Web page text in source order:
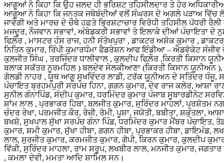
ਆਗੂਆਂ ਨੇ ਕਿਹਾ ਕਿ ਉਹ ਜਲਦ ਹੀ ਭਰਿਸ਼ਟ ਤਹਿਸੀਲਦਾਰ ਤੇ ਹੋਰ
ਆਗੂਆ ਨੇ ਕਿਹਾ ਕਿ ਜਨਤਕ ਜਥੇਬੰਦੀਆਂ ਵਲੋਂ ਸੰਘਰਸ ਦੇ ਅਗਲੇ ਪੜਾਅ ਵਿੱਚ
ਜਾਵੇਗੀ ਅਤੇ ਮਾਰਚ ਦੇ ਚੌਥੇ ਹਫ਼ਤੇ ਭ੍ਰਿਸ਼ਟਾਚਾਰ ਵਿਰੋਧੀ ਤਹਿਸੀਲ ਪੱਧਰੀ
ਮਜਦੂਰ, ਨੌਜਵਾਨ ਸਭਾਵਾਂ, ਅੰਬੇਡਕਰੀ ਸਭਾਵਾਂ ਤੇ ਇਲਾਕੇ ਦੀਆਂ ਪੰਚਾਇਤਾ ਦੇ
ਫਿਲ਼ੌਰ , ਮਾਸਟਰ ਹੰਸ ਰਾਜ, ਹਨੀ ਸੰਤੋਖਪੁਰਾ , ਡਾਕਟਰ ਅਸ਼ੋਕ ਕੁਮਾਰ ,
ਨਿਤਿਨ ਕੁਮਾਰ, ਰਿੰਪੀ ਕੁਮਾਰਧੰਮਾ ਫੈਡਰੇਸ਼ਨ ਆਫ ਇੰਡੀਆ – ਐਡਵੋਕੇਟ ਸੰਜੀਵ
ਕੁਲਜੀਤ ਸਿੰਘ , ਤਰਜਿੰਦਰ ਧਾਲੀਵਾਲ , ਕੁਲਦੀਪ ਫਿਲ਼ੌਰ ,ਕਿਰਤੀ ਕਿਸਾਨ
ਬਲਾਕ ਸਕੱਤਰ ਨੂਰਮਹਿਲ ) ਬਲਦੇਵ ਸੇਲਕੀਆਣਾ (ਕਿਰਤੀ ਕਿਸਾਨ ਯੂਨੀਅਨ
ਗੋਲਡੀ ਨਾਹਰ , ਯੂਥ ਆਗੂ ਸੁਖਵਿੰਦਰ ਲਾਡੀ, ਟਰੱਕ ਯੂਨੀਅਨ ਦੇ ਸਤਿੰਦਰ
ਪੰਚਾਇਤ ਬ੍ਰਹਮਪੁਰੀ ਸਰਪੰਚ ਹਿਨਾ, ਗਗਨ ਕੁਮਾਰ, ਦੇਵ ਰਾਜ ਕਲੇਰ, ਆਸ਼ਾ
ਸੁਨੀਲ ਗੰਨਾਪਿੰਡ, ਸੰਦੀਪ ਕੁਮਾਰ, ਧਰਮਿੰਦਰ ਕੁਮਾਰ ਪੰਜਾਬ ਸੂਬਾਰਡੀਨੇਟ
ਸ਼ਾਂਮ ਲਾਲ , ਪ੍ਰਭਾਕਰ ਹਿਬਾ, ਬਲਜੀਤ ਕੁਮਾਰ, ਸੁਰਿੰਦਰ ਮਾਹਲਾਂ, ਪ੍ਰਸ਼ੋਤਮ
ਚੰਦਰ ਰੇਖਾ, ਪਰਮਜੀਤ ਕੌਰ, ਰੋਜ਼ੀ, ਰੋਮੀ, ਪੂਸ਼ਾ, ਜਯੋਤੀ, ਬਬੀਤਾ, ਸ਼ਕੁੰਤਲਾ,
ਬਖਸ਼ੋ, ਸੁਖਪਾਲ ਸੁੱਖਾ ਸਰਪੰਚ ਗੰਨਾ ਪਿੰਡ, ਧਰਮਿੰਦਰ ਕੁਮਾਰ ਮੈਂਬਰ ਪੰਚਾਇਤ,
ਕੁਮਾਰ, ਸ਼ਮੀ ਕੁਮਾਰ, ਸੁੱਖਾ ਹੀਬਾ, ਗਗਨ ਹੀਬਾ, ਪ੍ਰਭਾਕਰ ਹੀਬਾ, ਡਾਇਮੰਡ,
ਲਾਲ, ਸੁਰਜੀਤ ਕੁਮਾਰ, ਕਰਮਜੀਤ ਕੁਮਾਰ, ਗੋਪੀ, ਕਿਰਨ ਕੁਮਾਰ, ਕੁਲਦੀਪ
ਵਿੱਕੀ, ਸੁਰਿੰਦਰ ਮਾਹਲਾ, ਰਾਮ ਸਰੂਪ, ਲਖਬੀਰ ਲਾਲ, ਮਨਜੀਤ ਕੁਮਾਰ,
, ਕਮਲਾ ਦੇਵੀ, ਮਮਤਾ ਆਦਿ ਸ਼ਾਮਿਲ ਸਨ।